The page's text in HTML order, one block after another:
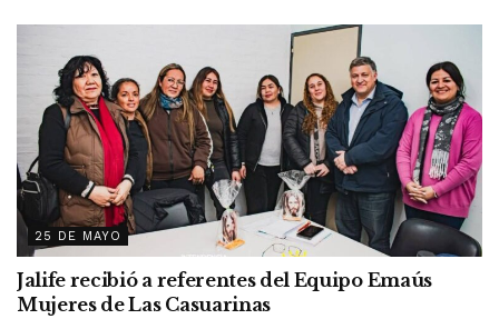
25 DE MAYO
Jalife recibió a referentes del Equipo Emaús
Mujeres de Las Casuarinas